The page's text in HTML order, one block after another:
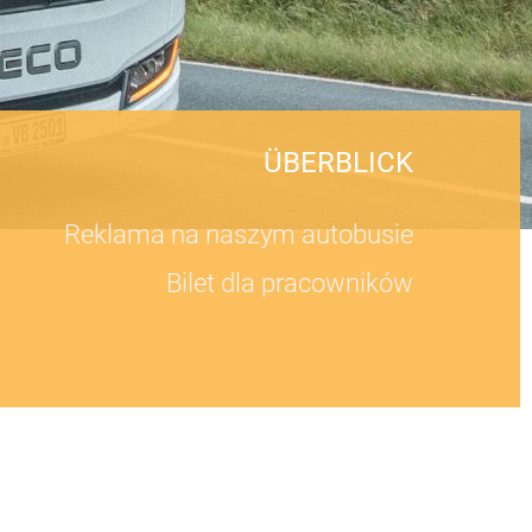
ÜBERBLICK
Reklama na naszym autobusie
Bilet dla pracowników